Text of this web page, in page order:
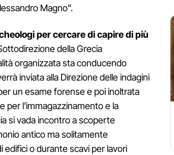
Magno".
per cercare di capire di più
della Grecia
organizzata sta conducendo
inviata alla Direzione delle indagini
un esame forense e poi inoltrata
per l'immagazzinamento e la
si vada incontro a scoperte
antico ma solitamente
o durante scavi per lavori